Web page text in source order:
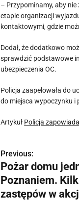
– Przypominamy, aby
etapie organizacji
kontaktowymi, gdzie
Dodał, że dodatkowo
sprawdzić podstawowe
ubezpieczenia OC.
Policja zaapelowała do
do miejsca wypoczynku i
Artykuł Policja
N
a
w
Previous:
Pożar domu
Poznaniem.
zastępów w